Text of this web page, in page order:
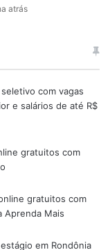
atrás
com vagas
e salários de até R$
gratuitos com
gratuitos com
Aprenda Mais
em Rondônia